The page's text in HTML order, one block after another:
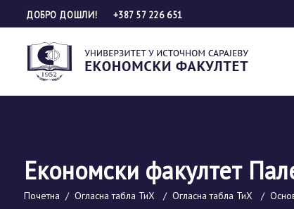
ДОБРО ДОШЛИ! +387 57 226 651
Економски факултет
Почетна / Огласна табла ТиХ / Огласна табла ТиХ /